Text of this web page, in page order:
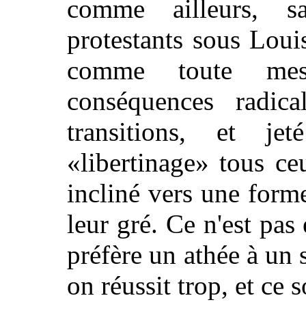
comme ailleurs,
protestants sous
comme toute
conséquences
transitions, et
«libertinage» tous
incliné vers une
leur gré. Ce n'est
préfère un athée à
on réussit trop, et ce